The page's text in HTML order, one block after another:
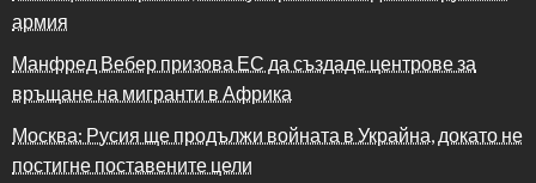
армия
Манфред Вебер призова ЕС да създаде центрове за
връщане на мигранти в Африка
Москва: Русия ще продължи войната в Украйна, докато не
постигне поставените цели